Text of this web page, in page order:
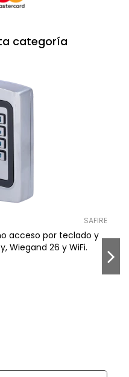
categoría
SAFIRE
acceso por teclado y
Wiegand 26 y WiFi.